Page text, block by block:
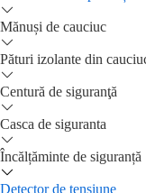
Mănuși de cauciuc
Pături izolante din
Centură de siguranţă
Casca de siguranta
Încălțăminte de siguranță
Detector de tensiune